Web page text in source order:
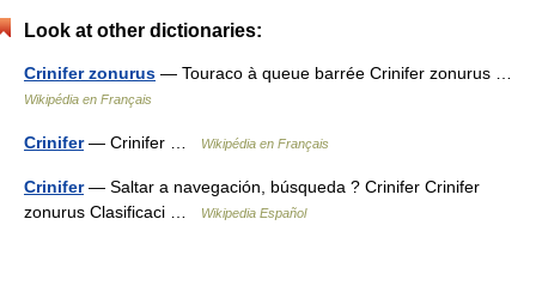
Look at other dictionaries:
Crinifer zonurus — Touraco à queue barrée Crinifer zonurus …
Wikipédia en Français
Crinifer— Crinifer … Wikipédia en Français
Crinifer— Saltar a navegación, búsqueda ? Crinifer Crinifer
zonurus Clasificaci …
Wikipedia Español